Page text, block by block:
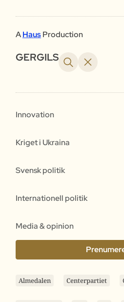
AHausProduction
GERGILS
Innovation
Kriget i Ukraina
Svensk politik
Internationell politik
Media & opinion
Almedalen Centerpartiet